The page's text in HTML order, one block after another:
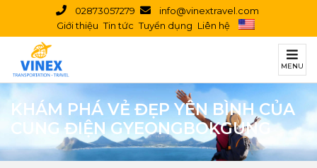
02873057279
info@vinextravel.com
Giới thiệu Tin tức Tuyển dụng Liên hệ
MENU
KHÁM PHÁ VẺ ĐẸP YÊN BÌNH CỦA
CUNG ĐIỆN GYEONGBOKGUNG